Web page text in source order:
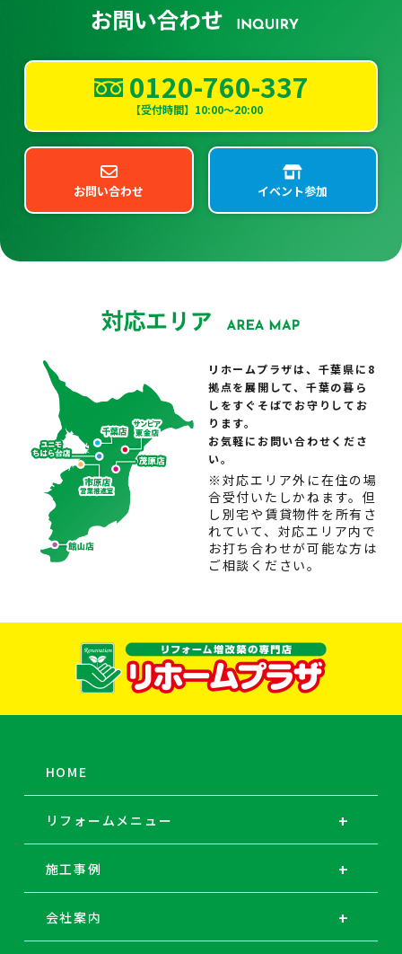
0120-760-337
【受付時間】10:00～20:00
お問い合わせ イベント参加
リホームプラザは、千葉県に8
拠点を展開して、千葉の暮ら
しをすぐそばでお守りしてお
ります。
お気軽にお問い合わせくださ
い。
※対応エリア外に在住の場
合受付いたしかねます。但
し別宅や賃貸物件を所有さ
れていて、対応エリア内で
お打ち合わせが可能な方は
ご相談ください。
HOME
リフォームメニュー
施工事例
会社案内